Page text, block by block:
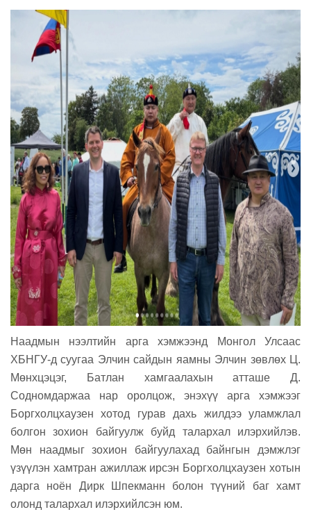
Наадмын нээлтийн арга хэмжээнд Монгол Улсаас
ХБНГУ-д суугаа Элчин сайдын яамны Элчин зөвлөх Ц.
Мөнхцэцэг, Батлан хамгаалахын атташе Д.
Содномдаржаа нар оролцож, энэхүү арга хэмжээг
Боргхолцхаузен хотод гурав дахь жилдээ уламжлал
болгон зохион байгуулж буйд талархал илэрхийлэв.
Мөн наадмыг зохион байгуулахад байнгын дэмжлэг
үзүүлэн хамтран ажиллаж ирсэн Боргхолцхаузен хотын
дарга ноён Дирк Шпекманн болон түүний баг хамт
олонд талархал илэрхийлсэн юм.